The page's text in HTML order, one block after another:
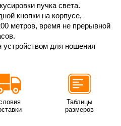
пучка света.
кнопки на корпусе,
метров, время не прерывной
устройством для ношения
Таблицы
размеров